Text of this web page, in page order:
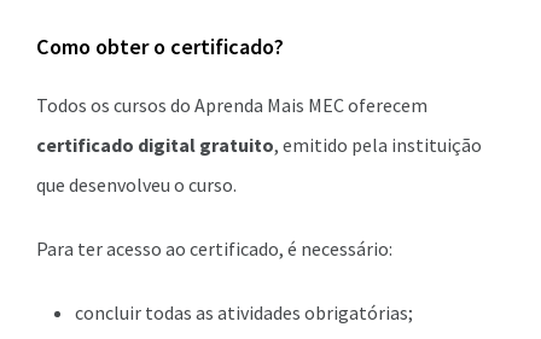
Como obter o certificado?
Todos os cursos do Aprenda Mais MEC oferecem
certificado digital gratuito, emitido pela instituição
que desenvolveu o curso.
Para ter acesso ao certificado, é necessário:
concluir todas as atividades obrigatórias;